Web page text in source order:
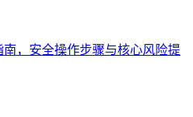
南，安全操作步骤与核心风险提